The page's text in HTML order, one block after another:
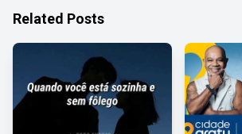
Related Posts